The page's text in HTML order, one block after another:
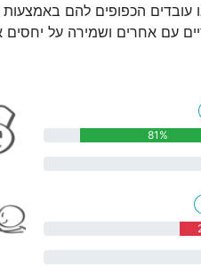
הכפופים להם באמצעות
עם אחרים ושמירה על יחסים
81%